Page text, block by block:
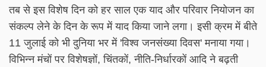
तब से इस विशेष दिन को हर साल एक याद और परिवार नियोजन का
संकल्प लेने के दिन के रूप में याद किया जाने लगा। इसी क्रम में बीते
11 जुलाई को भी दुनिया भर में 'विश्व जनसंख्या दिवस' मनाया गया।
विभिन्न मंचों पर विशेषज्ञों, चिंतकों, नीति-निर्धारकों आदि ने बढ़ती